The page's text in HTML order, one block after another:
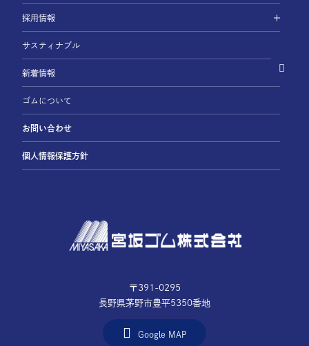
〒391-0295
長野県茅野市豊平5350番地
Google MAP
採用情報
サスティナブル
新着情報
ゴムについて
お問い合わせ
個人情報保護方針